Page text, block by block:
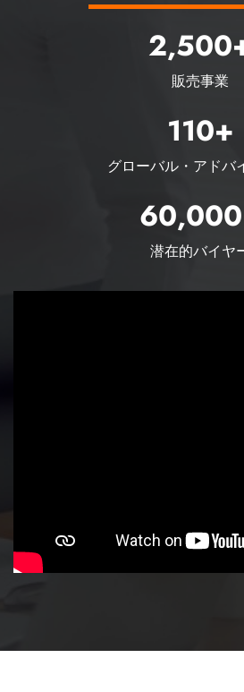
販売事業
110+
グローバル・アドバ
潜在的バイヤ